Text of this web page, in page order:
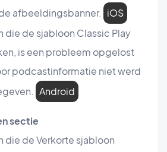
afbeeldingsbanner. iOS
die de sjabloon Classic Play
is een probleem opgelost
podcastinformatie niet werd
Android
sectie
die de Verkorte sjabloon